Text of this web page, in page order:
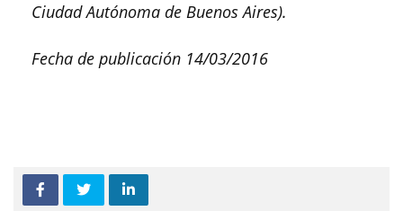
Ciudad Autónoma de Buenos Aires).
Fecha de publicación 14/03/2016